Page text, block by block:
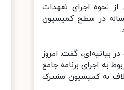
نحوه اجرای تعهدات
در سطح کمیسیون
گفت: امروز
به اجرای برنامه جامع
به کمیسیون مشترک